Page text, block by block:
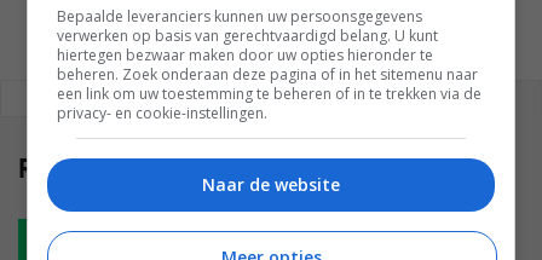
REAGEREN REACTIES (0)
Reacties(0)
Plaats reactie
Bepaalde leveranciers kunnen uw persoonsgegevens
verwerken op basis van gerechtvaardigd belang. U kunt
hiertegen bezwaar maken door uw opties hieronder te
beheren. Zoek onderaan deze pagina of in het sitemenu naar
een link om uw toestemming te beheren of in te trekken via de
privacy- en cookie-instellingen.
Naar de website